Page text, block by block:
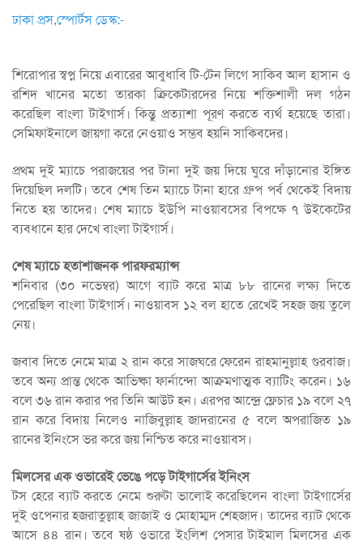
ঢাকা প্রস,স্পোর্টস ডেস্ক:-
শিরোপার স্বপ্ন নিয়ে এবারের আবুধাবি টি-টেন লিগে সাকিব আল হাসান ও
রশিদ খানের মতো তারকা ক্রিকেটারদের নিয়ে শক্তিশালী দল গঠন
করেছিল বাংলা টাইগার্স। কিন্তু প্রত্যাশা পূরণ করতে ব্যর্থ হয়েছে তারা।
সেমিফাইনালে জায়গা করে নেওয়াও সম্ভব হয়নি সাকিবদের।
প্রথম দুই ম্যাচে পরাজয়ের পর টানা দুই জয় দিয়ে ঘুরে দাঁড়ানোর ইঙ্গিত
দিয়েছিল দলটি। তবে শেষ তিন ম্যাচে টানা হারে গ্রুপ পর্ব থেকেই বিদায়
নিতে হয় তাদের। শেষ ম্যাচে ইউপি নাওয়াবসের বিপক্ষে ৭ উইকেটের
ব্যবধানে হার দেখে বাংলা টাইগার্স।
শেষ ম্যাচে হতাশাজনক পারফরম্যান্স
শনিবার (৩০ নভেম্বর) আগে ব্যাট করে মাত্র ৮৮ রানের লক্ষ্য দিতে
পেরেছিল বাংলা টাইগার্স। নাওয়াবস ১২ বল হাতে রেখেই সহজ জয় তুলে
নেয়।
জবাব দিতে নেমে মাত্র ২ রান করে সাজঘরে ফেরেন রাহমানুল্লাহ গুরবাজ।
তবে অন্য প্রান্ত থেকে আভিষ্কা ফার্নান্দো আক্রমণাত্মক ব্যাটিং করেন। ১৬
বলে ৩৬ রান করার পর তিনি আউট হন। এরপর আন্দ্রে ফ্লেচার ১৯ বলে ২৭
রান করে বিদায় নিলেও নাজিবুল্লাহ জাদরানের ৫ বলে অপরাজিত ১৯
রানের ইনিংসে ভর করে জয় নিশ্চিত করে নাওয়াবস।
মিলসের এক ওভারেই ভেঙে পড়ে টাইগার্সের ইনিংস
টস হেরে ব্যাট করতে নেমে শুরুটা ভালোই করেছিলেন বাংলা টাইগার্সের
দুই ওপেনার হজরাতুল্লাহ জাজাই ও মোহাম্মদ শেহজাদ। তাদের ব্যাট থেকে
আসে ৪৪ রান। তবে ষষ্ঠ ওভারে ইংলিশ পেসার টাইমাল মিলসের এক